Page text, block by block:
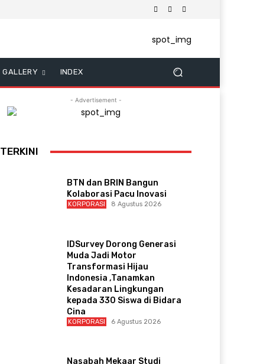
GALLERY INDEX
- Advertisement -
TERKINI
BTN dan BRIN Bangun
Kolaborasi Pacu Inovasi
KORPORASI 8 Agustus 2026
IDSurvey Dorong Generasi
Muda Jadi Motor
Transformasi Hijau
Indonesia ,Tanamkan
Kesadaran Lingkungan
kepada 330 Siswa di Bidara
Cina
KORPORASI 6 Agustus 2026
Nasabah Mekaar Studi